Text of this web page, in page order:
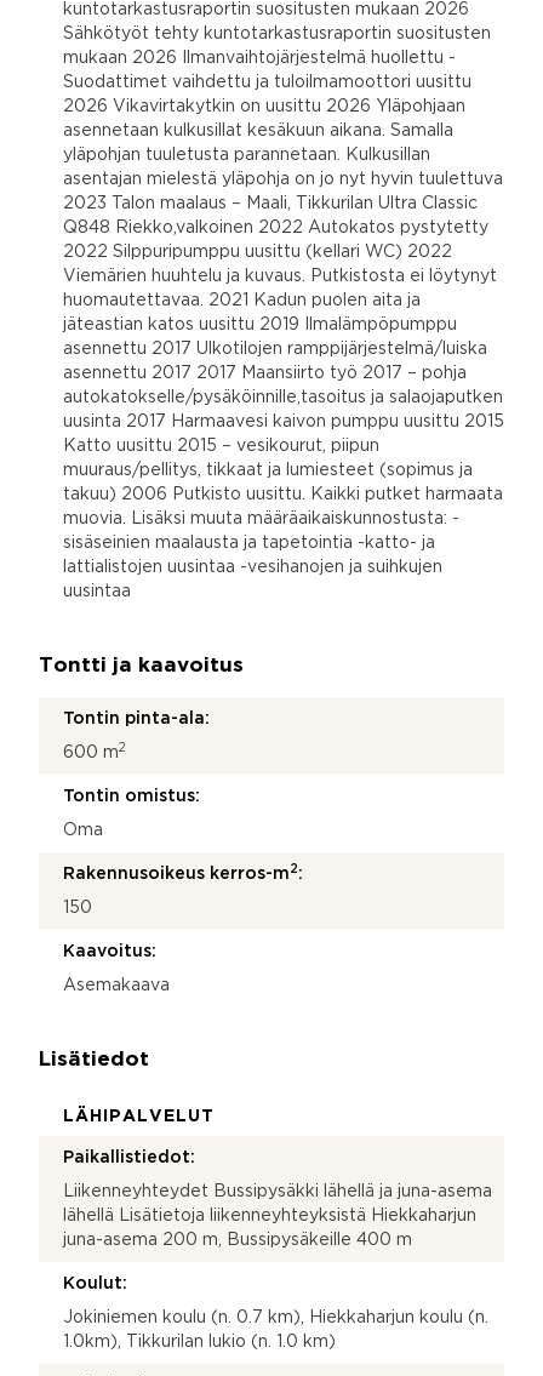
kuntotarkastusraportin suositusten mukaan 2026
Sähkötyöt tehty kuntotarkastusraportin suositusten
mukaan 2026 Ilmanvaihtojärjestelmä huollettu -
Suodattimet vaihdettu ja tuloilmamoottori uusittu
2026 Vikavirtakytkin on uusittu 2026 Yläpohjaan
asennetaan kulkusillat kesäkuun aikana. Samalla
yläpohjan tuuletusta parannetaan. Kulkusillan
asentajan mielestä yläpohja on jo nyt hyvin tuulettuva
2023 Talon maalaus – Maali, Tikkurilan Ultra Classic
Q848 Riekko,valkoinen 2022 Autokatos pystytetty
2022 Silppuripumppu uusittu (kellari WC) 2022
Viemärien huuhtelu ja kuvaus. Putkistosta ei löytynyt
huomautettavaa. 2021 Kadun puolen aita ja
jäteastian katos uusittu 2019 Ilmalämpöpumppu
asennettu 2017 Ulkotilojen ramppijärjestelmä/luiska
asennettu 2017 2017 Maansiirto työ 2017 – pohja
autokatokselle/pysäköinnille,tasoitus ja salaojaputken
uusinta 2017 Harmaavesi kaivon pumppu uusittu 2015
Katto uusittu 2015 – vesikourut, piipun
muuraus/pellitys, tikkaat ja lumiesteet (sopimus ja
takuu) 2006 Putkisto uusittu. Kaikki putket harmaata
muovia. Lisäksi muuta määräaikaiskunnostusta: -
sisäseinien maalausta ja tapetointia -katto- ja
lattialistojen uusintaa -vesihanojen ja suihkujen
uusintaa
Tontti ja kaavoitus
Tontin pinta-ala:
600 m2
Tontin omistus:
Oma
Rakennusoikeus kerros-m 2 :
150
Kaavoitus:
Asemakaava
Lisätiedot
LÄHIPALVELUT
Paikallistiedot:
Liikenneyhteydet Bussipysäkki lähellä ja juna-asema
lähellä Lisätietoja liikenneyhteyksistä Hiekkaharjun
juna-asema 200 m, Bussipysäkeille 400 m
Koulut:
Jokiniemen koulu (n. 0.7 km), Hiekkaharjun koulu (n.
1.0km), Tikkurilan lukio (n. 1.0 km)